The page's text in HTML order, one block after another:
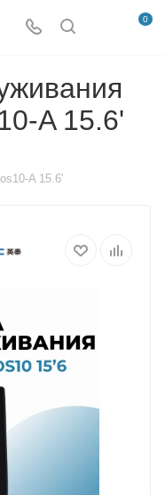
0
A 15.6'
A 15.6'